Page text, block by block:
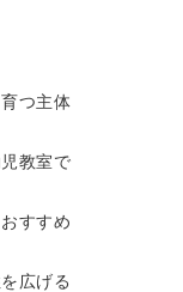
つ主体
教室で
すすめ
広げる